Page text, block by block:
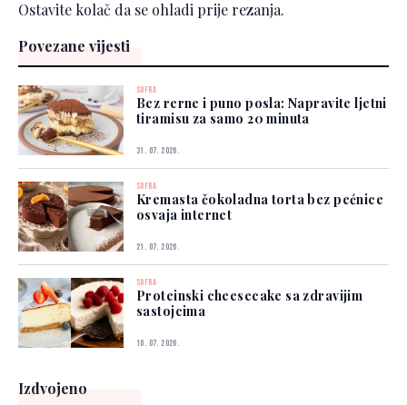
Ostavite kolač da se ohladi prije rezanja.
Povezane vijesti
SOFRA
Bez rerne i puno posla: Napravite ljetni
tiramisu za samo 20 minuta
31. 07. 2026.
SOFRA
Kremasta čokoladna torta bez pećnice
osvaja internet
21. 07. 2026.
SOFRA
Proteinski cheesecake sa zdravijim
sastojcima
10. 07. 2026.
Izdvojeno